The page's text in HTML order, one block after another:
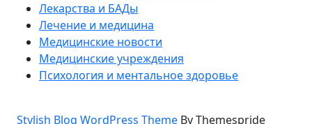
Лекарства и БАДы
Лечение и медицина
Медицинские новости
Медицинские учреждения
Психология и ментальное здоровье
Stylish Blog WordPress Theme By Themespride